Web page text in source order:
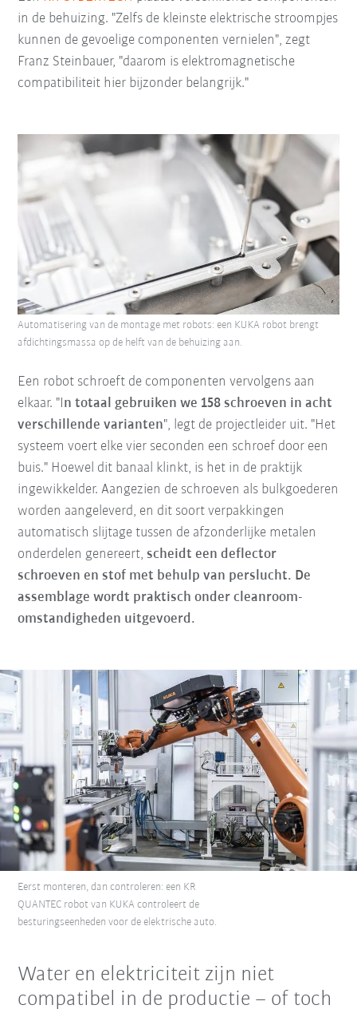
in de behuizing. "Zelfs de kleinste elektrische stroompjes
kunnen de gevoelige componenten vernielen", zegt
Franz Steinbauer, "daarom is elektromagnetische
compatibiliteit hier bijzonder belangrijk."
Een robot schroeft de componenten vervolgens aan
elkaar. "In totaal gebruiken we 158 schroeven in acht
verschillende varianten", legt de projectleider uit. "Het
systeem voert elke vier seconden een schroef door een
buis." Hoewel dit banaal klinkt, is het in de praktijk
ingewikkelder. Aangezien de schroeven als bulkgoederen
worden aangeleverd, en dit soort verpakkingen
automatisch slijtage tussen de afzonderlijke metalen
onderdelen genereert, scheidt een deflector
schroeven en stof met behulp van perslucht. De
assemblage wordt praktisch onder cleanroom-
omstandigheden uitgevoerd.
Automatisering van de montage met robots: een KUKA robot brengt
afdichtingsmassa op de helft van de behuizing aan.
Eerst monteren, dan controleren: een KR
QUANTEC robot van KUKA controleert de
besturingseenheden voor de elektrische auto.
Water en elektriciteit zijn niet
compatibel in de productie – of toch